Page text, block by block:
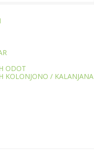
ODOT
KOLONJONO / KALANJANA